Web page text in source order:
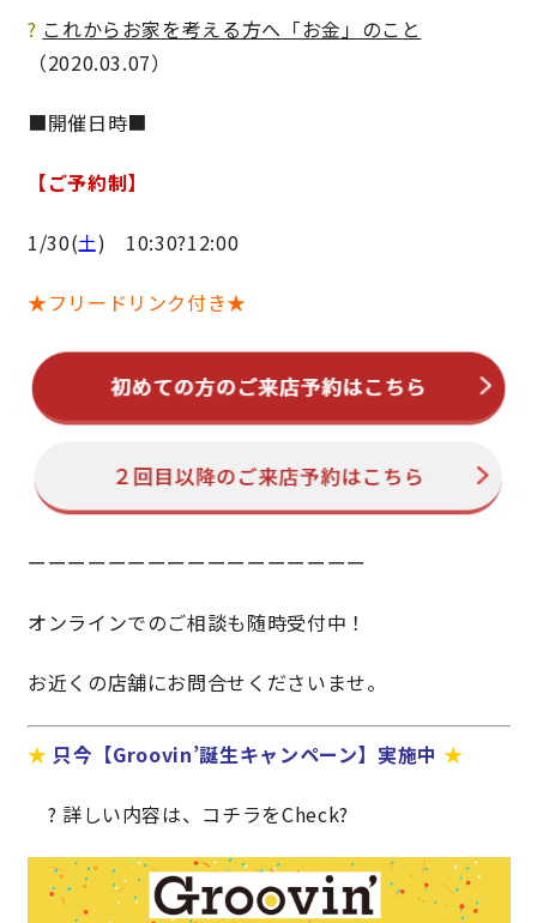
分譲住宅･不動産
施工事例
動画ギャラリー 採用情報
サイトマップ プライバシーポリシー
よくある質問
CLOSE
? これからお家を考える方へ「お金」のこと
（2020.03.07）
■開催日時■
【ご予約制】
1/30(土) 10:30?12:00
★フリードリンク付き★
ーーーーーーーーーーーーーーーーー
オンラインでのご相談も随時受付中！
お近くの店舗にお問合せくださいませ。
★ 只今【Groovin’誕生キャンペーン】実施中 ★
? 詳しい内容は、コチラをCheck?